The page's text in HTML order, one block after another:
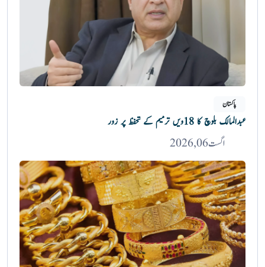
پاکستان
عبدالمالک بلوچ کا 18ویں ترمیم کے تحفظ پر زور
اگست 06, 2026